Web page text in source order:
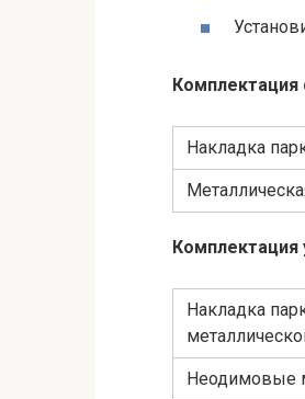
Комплектация
Накладка
Комплектация
Накладка
Неодимовые